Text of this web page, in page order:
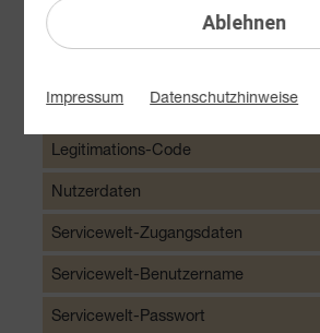
Internet-Zugangsdaten
Legitimations-Code
Nutzerdaten
Servicewelt-Zugangsdaten
Servicewelt-Benutzername
Servicewelt-Passwort
Ablehnen
Impressum Datenschutzhinweise